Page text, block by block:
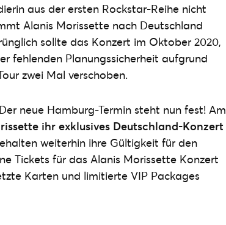
aus der ersten Rockstar-Reihe nicht
Alanis Morissette nach Deutschland
sollte das Konzert im Oktober 2020,
fehlenden Planungssicherheit aufgrund
zwei Mal verschoben.
neue Hamburg-Termin steht nun fest! Am
ihr exklusives Deutschland-Konzert
weiterhin ihre Gültigkeit für den
Tickets für das Alanis Morissette Konzert
Karten und limitierte VIP Packages